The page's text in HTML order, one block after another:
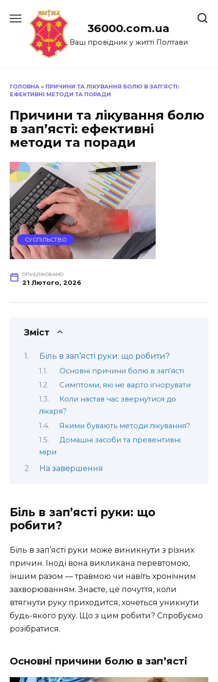
до
36000.com.ua
Ваш провідник у житті Полтави
ГОЛОВНА » ПРИЧИНИ ТА ЛІКУВАННЯ БОЛЮ В ЗАП’ЯСТІ:
ЕФЕКТИВНІ МЕТОДИ ТА ПОРАДИ
Причини та лікування болю
в зап’ясті: ефективні
методи та поради
СУСПІЛЬСТВО
ОПУБЛІКОВАНО
21 Лютого, 2026
Зміст
Біль в зап’ясті руки: що робити?
Основні причини болю в зап’ясті
Симптоми, які не варто ігнорувати
Коли настав час звернутися до
лікаря?
Якими бувають методи лікування?
Домашні засоби та превентивні
міри
На завершення
Біль в зап’ясті руки: що
робити?
Біль в зап’ясті руки може виникнути з різних
причин. Іноді вона викликана перевтомою,
іншим разом — травмою чи навіть хронічним
захворюванням. Знаєте, це почуття, коли
втягнути руку приходится, хочеться уникнути
будь-якого руху. Що з цим робити? Спробуємо
розібратися.
Основні причини болю в зап’ясті